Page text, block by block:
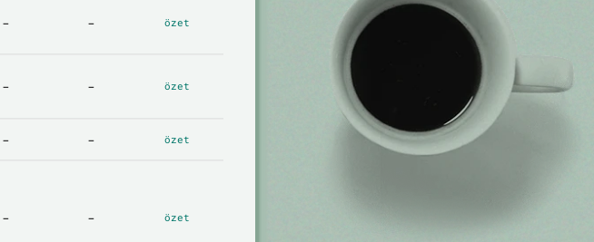
- - özet
- - özet
- - özet
- - özet